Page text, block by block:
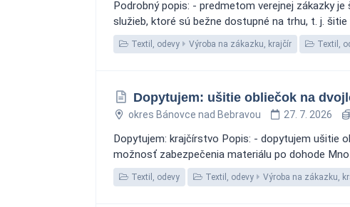
Podrobný popis: - predmetom verejnej zákazky
služieb, ktoré sú bežne dostupné na trhu, t. j.
Textil, odevy Výroba na zákazku, krajčír Textil,
Dopytujem: ušitie obliečok na
okres Bánovce nad Bebravou 27. 7. 2026
Dopytujem: krajčírstvo Popis: - dopytujem ušitie
možnosť zabezpečenia materiálu po dohode
Textil, odevy Textil, odevy Výroba na zákazku,